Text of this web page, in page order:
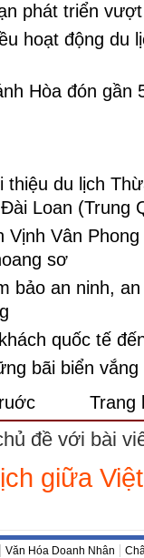
phát triển
hoạt động du
Hòa đón gần
thiệu du lịch
Loan (Trung
Vịnh Vân
sơ
bảo an ninh,
quốc tế
bãi biển
Trang
đề với bài
giữa
Văn Hóa Doanh Nhân